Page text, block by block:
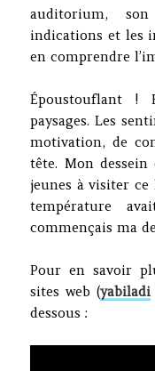
auditorium,
indications et les
en comprendre
Époustouflant !
paysages. Les
motivation, de
tête. Mon
jeunes à visiter
température
commençais ma
Pour en savoir
sites web (yabiladi
dessous :